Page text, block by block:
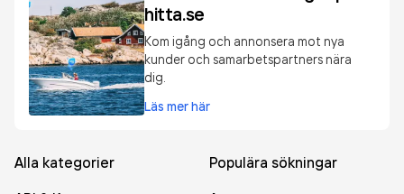
hitta.se
Kom igång och annonsera mot nya
kunder och samarbetspartners nära
dig.
Läs mer här
Alla kategorier
Populära sökningar